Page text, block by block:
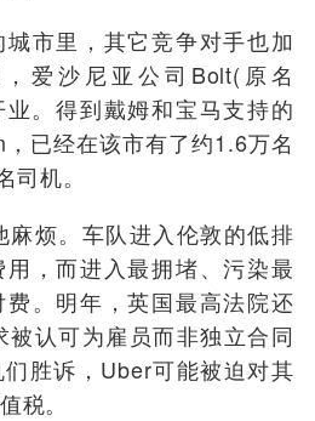
市里，其它竞争对手也加
爱沙尼亚公司Bolt(原名
。得到戴姆和宝马支持的
已经在该市有了约1.6万名
机。
烦。车队进入伦敦的低排
，而进入最拥堵、污染最
。明年，英国最高法院还
认可为雇员而非独立合同
胜诉，Uber可能被迫对其
税。